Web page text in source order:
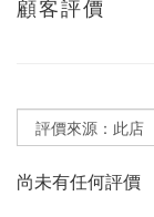
顧客評價
尚未有任何評價